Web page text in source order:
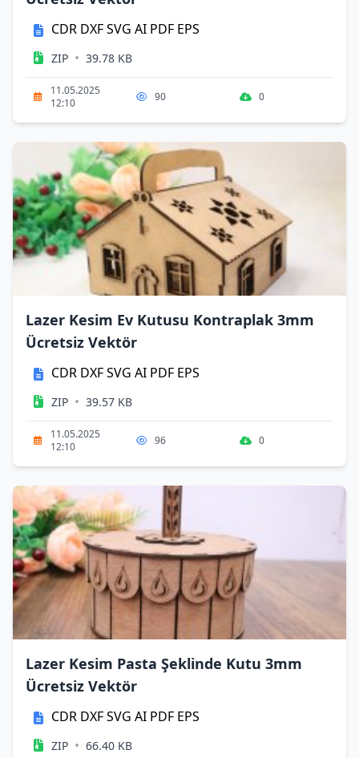
CDR DXFSVG AI PDF EPS
ZIP • 39.78 KB
11.05.2025
12:10
90 0
Lazer Kesim Ev Kutusu Kontraplak 3mm
Ücretsiz Vektör
CDR DXFSVG AI PDF EPS
ZIP • 39.57 KB
11.05.2025
12:10
96 0
Lazer Kesim Pasta Şeklinde Kutu 3mm
Ücretsiz Vektör
CDR DXFSVG AI PDF EPS
ZIP • 66.40 KB